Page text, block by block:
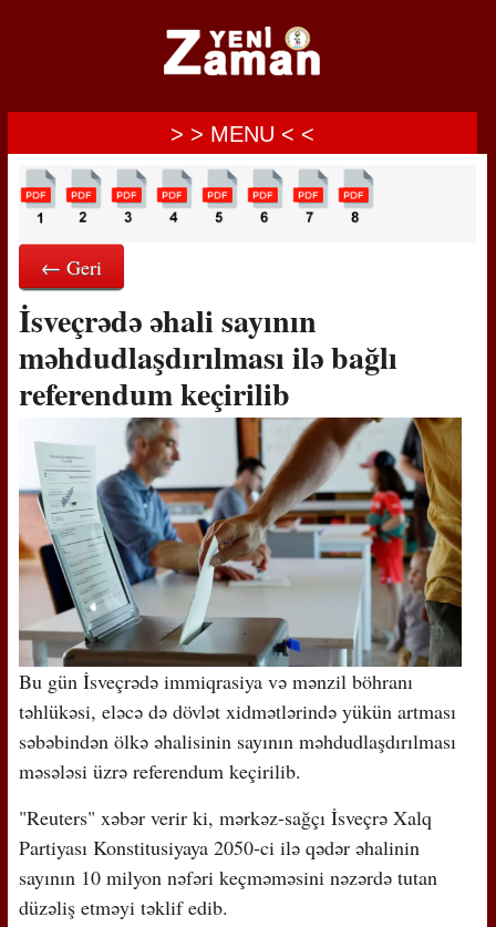
> > MENU < <
← Geri
İsveçrədə əhali sayının
məhdudlaşdırılması ilə bağlı
referendum keçirilib
Bu gün İsveçrədə immiqrasiya və mənzil böhranı
təhlükəsi, eləcə də dövlət xidmətlərində yükün artması
səbəbindən ölkə əhalisinin sayının məhdudlaşdırılması
məsələsi üzrə referendum keçirilib.
"Reuters" xəbər verir ki, mərkəz-sağçı İsveçrə Xalq
Partiyası Konstitusiyaya 2050-ci ilə qədər əhalinin
sayının 10 milyon nəfəri keçməməsini nəzərdə tutan
düzəliş etməyi təklif edib.